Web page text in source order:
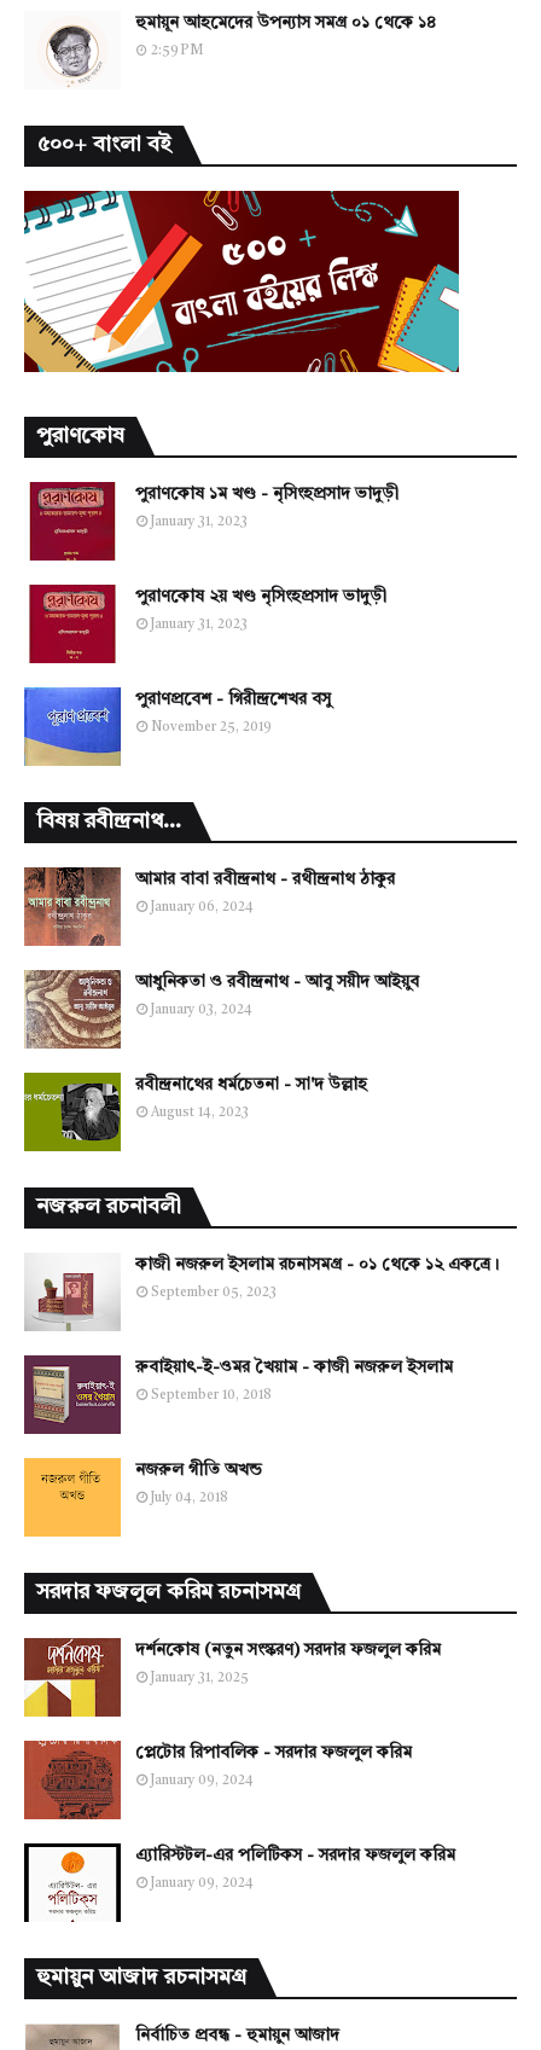
হুমায়ূন আহমেদের উপন্যাস সমগ্র ০১ থেকে ১৪
2:59 PM
৫০০+ বাংলা বই
পুরাণকোষ
পুরাণকোষ ১ম খণ্ড - নৃসিংহপ্রসাদ ভাদুড়ী
January 31, 2023
পুরাণকোষ ২য় খণ্ড নৃসিংহপ্রসাদ ভাদুড়ী
January 31, 2023
পুরাণপ্রবেশ - গিরীন্দ্রশেখর বসু
November 25, 2019
বিষয় রবীন্দ্রনাথ...
আমার বাবা রবীন্দ্রনাথ - রথীন্দ্রনাথ ঠাকুর
January 06, 2024
আধুনিকতা ও রবীন্দ্রনাথ - আবু সয়ীদ আইয়ুব
January 03, 2024
রবীন্দ্রনাথের ধর্মচেতনা - সা'দ উল্লাহ
August 14, 2023
নজরুল রচনাবলী
কাজী নজরুল ইসলাম রচনাসমগ্র - ০১ থেকে ১২ একত্রে।
September 05, 2023
রুবাইয়াৎ-ই-ওমর খৈয়াম - কাজী নজরুল ইসলাম
September 10, 2018
নজরুল গীতি অখন্ড
July 04, 2018
সরদার ফজলুল করিম রচনাসমগ্র
দর্শনকোষ (নতুন সংস্করণ) সরদার ফজলুল করিম
January 31, 2025
প্লেটোর রিপাবলিক - সরদার ফজলুল করিম
January 09, 2024
এ্যারিস্টটল-এর পলিটিকস - সরদার ফজলুল করিম
January 09, 2024
হুমায়ুন আজাদ রচনাসমগ্র
নির্বাচিত প্রবন্ধ - হুমায়ুন আজাদ